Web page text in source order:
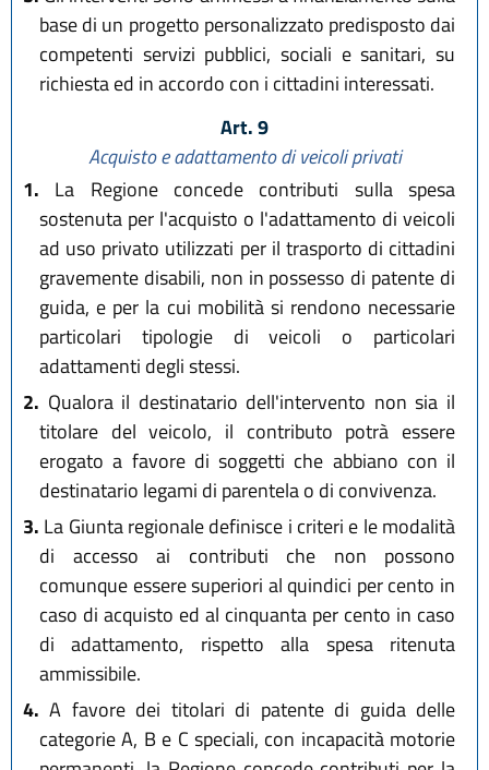
base di un progetto personalizzato predisposto dai
competenti servizi pubblici, sociali e sanitari, su
richiesta ed in accordo con i cittadini interessati.
Art. 9
Acquisto e adattamento di veicoli privati
1. La Regione concede contributi sulla spesa
sostenuta per l'acquisto o l'adattamento di veicoli
ad uso privato utilizzati per il trasporto di cittadini
gravemente disabili, non in possesso di patente di
guida, e per la cui mobilità si rendono necessarie
particolari tipologie di veicoli o particolari
adattamenti degli stessi.
2. Qualora il destinatario dell'intervento non sia il
titolare del veicolo, il contributo potrà essere
erogato a favore di soggetti che abbiano con il
destinatario legami di parentela o di convivenza.
3. La Giunta regionale definisce i criteri e le modalità
di accesso ai contributi che non possono
comunque essere superiori al quindici per cento in
caso di acquisto ed al cinquanta per cento in caso
di adattamento, rispetto alla spesa ritenuta
ammissibile.
4. A favore dei titolari di patente di guida delle
categorie A, B e C speciali, con incapacità motorie